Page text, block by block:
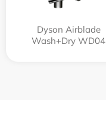
Dyson Airblade
Wash+Dry WD04